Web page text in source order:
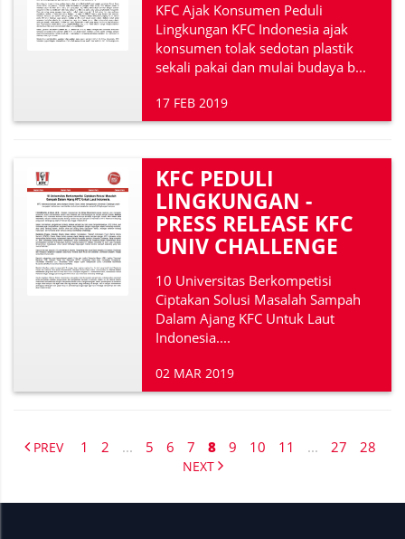
KFC Ajak Konsumen Peduli
Lingkungan KFC Indonesia ajak
konsumen tolak sedotan plastik
sekali pakai dan mulai budaya b...
17 FEB 2019
KFC PEDULI
LINGKUNGAN -
PRESS RELEASE KFC
UNIV CHALLENGE
10 Universitas Berkompetisi
Ciptakan Solusi Masalah Sampah
Dalam Ajang KFC Untuk Laut
Indonesia....
02 MAR 2019
PREV 1 2 ... 5 6 7 8 9 10 11 ... 27 28
NEXT